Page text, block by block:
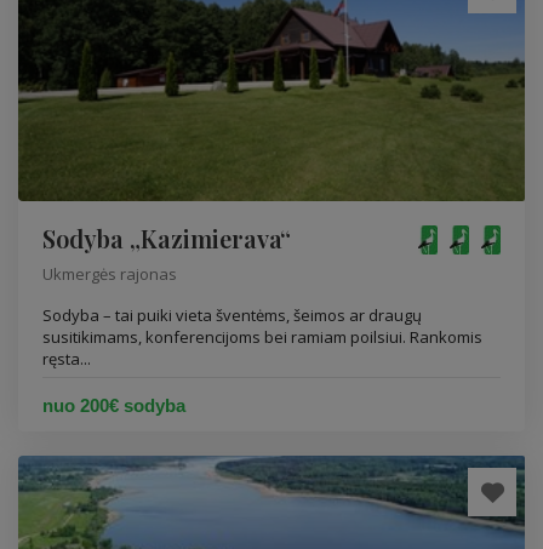
Sodyba „Kazimierava“
Ukmergės rajonas
Sodyba – tai puiki vieta šventėms, šeimos ar draugų
susitikimams, konferencijoms bei ramiam poilsiui. Rankomis
ręsta...
nuo 200€ sodyba